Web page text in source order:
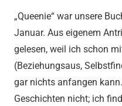
„Queenie“ war unsere
Januar. Aus eigenem
gelesen, weil ich schon
(Beziehungsaus,
gar nichts anfangen
Geschichten nicht; ich